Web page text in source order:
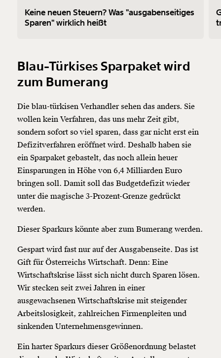
Keine neuen Steuern? Was "ausgabenseitiges
Sparen" wirklich heißt
Blau-Türkises Sparpaket wird
zum Bumerang
Die blau-türkisen Verhandler sehen das anders. Sie
wollen kein Verfahren, das uns mehr Zeit gibt,
sondern sofort so viel sparen, dass gar nicht erst ein
Defizitverfahren eröffnet wird. Deshalb haben sie
ein Sparpaket gebastelt, das noch allein heuer
Einsparungen in Höhe von 6,4 Milliarden Euro
bringen soll. Damit soll das Budgetdefizit wieder
unter die magische 3-Prozent-Grenze gedrückt
werden.
Dieser Sparkurs könnte aber zum Bumerang werden.
Gespart wird fast nur auf der Ausgabenseite. Das ist
Gift für Österreichs Wirtschaft. Denn: Eine
Wirtschaftskrise lässt sich nicht durch Sparen lösen.
Wir stecken seit zwei Jahren in einer
ausgewachsenen Wirtschaftskrise mit steigender
Arbeitslosigkeit, zahlreichen Firmenpleiten und
sinkenden Unternehmensgewinnen.
Ein harter Sparkurs dieser Größenordnung belastet